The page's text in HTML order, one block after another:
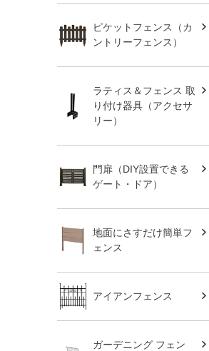
ピケットフェンス（カ
ントリーフェンス）
ラティス＆フェンス 取
り付け器具（アクセサ
リー）
門扉（DIY設置できる
ゲート・ドア）
地面にさすだけ簡単フ
ェンス
アイアンフェンス
ガーデニング フェン